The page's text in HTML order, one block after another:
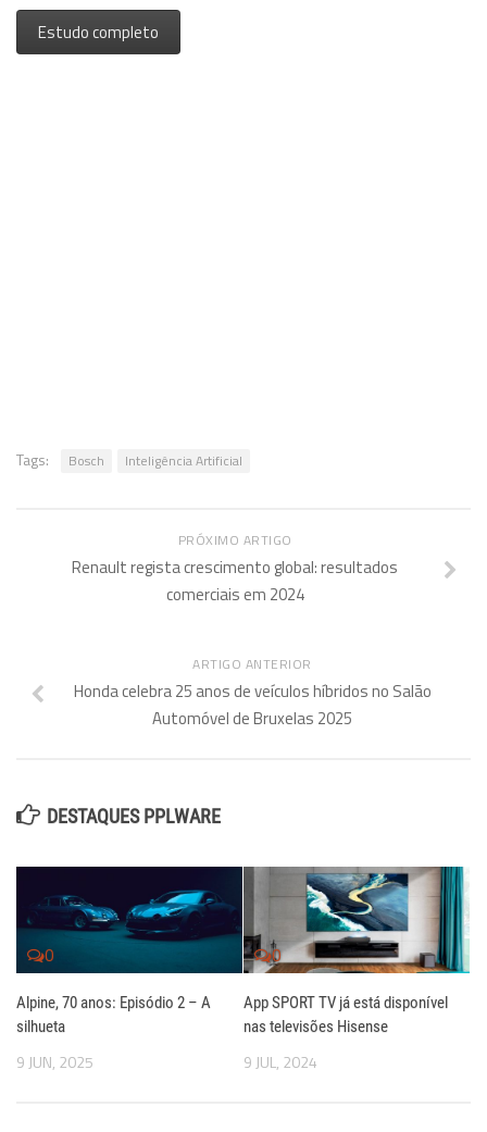
Estudo completo
Tags: Bosch Inteligência Artificial
PRÓXIMO ARTIGO
Renault regista crescimento global: resultados
comerciais em 2024
ARTIGO ANTERIOR
Honda celebra 25 anos de veículos híbridos no Salão
Automóvel de Bruxelas 2025
DESTAQUES PPLWARE
0
Alpine, 70 anos: Episódio 2 – A
silhueta
9 JUN, 2025
0
App SPORT TV já está disponível
nas televisões Hisense
9 JUL, 2024